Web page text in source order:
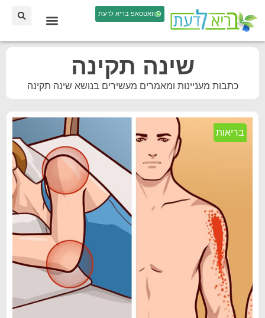
וואטסאפ בריא לדעת
שינה תקינה
כתבות מעניינות ומאמרים מעשירים בנושא שינה תקינה
בריאות